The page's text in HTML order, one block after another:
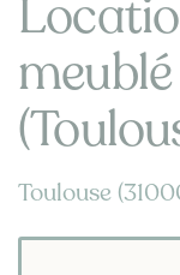
Toulouse